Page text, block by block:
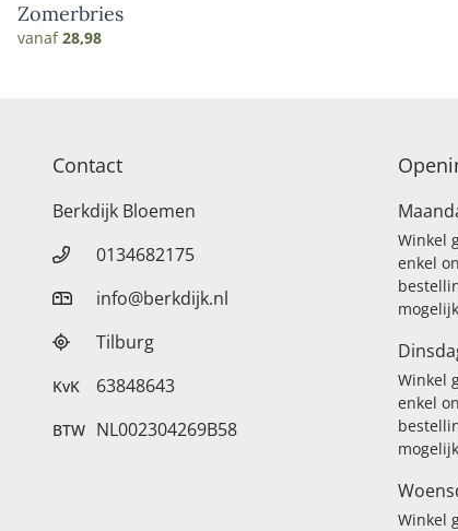
Zomerbries
vanaf28,98
Contact
Berkdijk Bloemen
0134682175
info@berkdijk.nl
Tilburg
KvK 63848643
BTW NL002304269B58
Winkel
enkel
mogelijk
Winkel
enkel
mogelijk
Winkel